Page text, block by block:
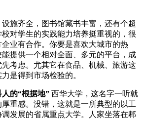
施齐全，图书馆藏书丰富，还有个超
对学生的实践能力培养挺重视的，很
业有合作。你要是喜欢大城市的热
提供一个相对全面、多元的平台，成
考虑。尤其它在食品、机械、旅游这
是得到市场检验的。
的“根据地” 西华大学，这名字一听就
重感。没错，这就是一所典型的以工
发展的省属重点大学。人家坐落在郫